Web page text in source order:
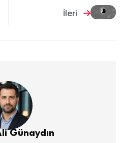
İleri
Günaydın